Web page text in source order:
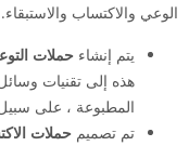
الوعي والاكتساب والاستبقاء.
يتم إنشاء حملات
هذه إلى تقنيات وسائل
المطبوعة ، على
تم تصميم حملات